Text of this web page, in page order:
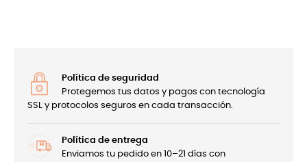
Política de seguridad
Protegemos tus datos y pagos con tecnología
SSL y protocolos seguros en cada transacción.
Política de entrega
Enviamos tu pedido en 10–21 días con